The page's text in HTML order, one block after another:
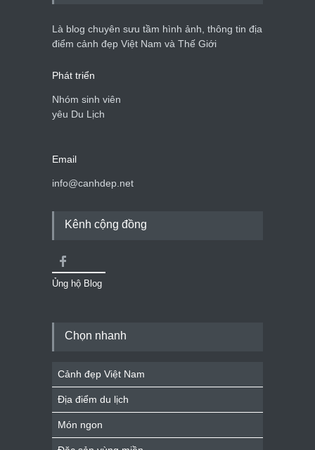
du lịch quốc gia
Cảnh đẹp Việt Nam 24/04/2020
Là blog chuyên sưu tầm hình ảnh, thông tin địa
điểm cảnh đẹp Việt Nam và Thế Giới
Phát triển
Nhóm sinh viên
yêu Du Lịch
Email
info@canhdep.net
Kênh cộng đồng
Ủng hộ Blog
Chọn nhanh
Cảnh đẹp Việt Nam
Địa điểm du lịch
Món ngon